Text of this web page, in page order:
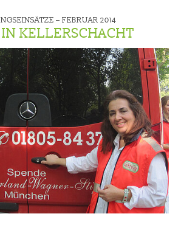
– FEBRUAR 2014
KELLERSCHACHT